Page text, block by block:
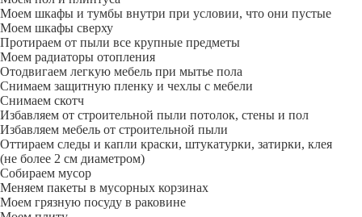
Моем шкафы и тумбы внутри при условии, что они пустые
Моем шкафы сверху
Протираем от пыли все крупные предметы
Моем радиаторы отопления
Отодвигаем легкую мебель при мытье пола
Снимаем защитную пленку и чехлы с мебели
Снимаем скотч
Избавляем от строительной пыли потолок, стены и пол
Избавляем мебель от строительной пыли
Оттираем следы и капли краски, штукатурки, затирки, клея
(не более 2 см диаметром)
Собираем мусор
Меняем пакеты в мусорных корзинах
Моем грязную посуду в раковине